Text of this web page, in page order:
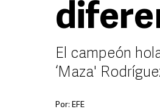
El campeón
‘Maza'
Por: EFE